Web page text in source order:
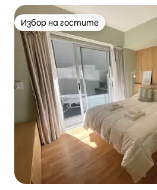
Избор на гостите
Избор на гостите